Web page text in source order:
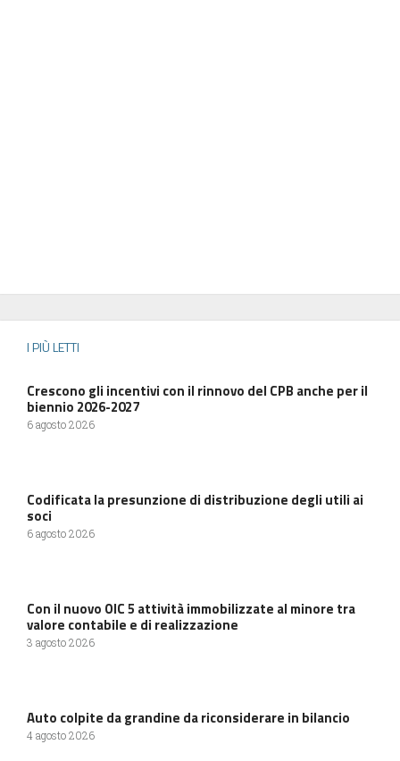
I PIÙ LETTI
Crescono gli incentivi con il rinnovo del CPB anche per il
biennio 2026-2027
6 agosto 2026
Codificata la presunzione di distribuzione degli utili ai
soci
6 agosto 2026
Con il nuovo OIC 5 attività immobilizzate al minore tra
valore contabile e di realizzazione
3 agosto 2026
Auto colpite da grandine da riconsiderare in bilancio
4 agosto 2026